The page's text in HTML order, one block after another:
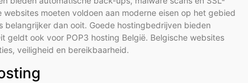
moeten voldoen aan moderne eisen op het gebied
dan ooit. Goede hostingbedrijven bieden
geldt ook voor POP3 hosting België. Belgische websites
veiligheid en bereikbaarheid.